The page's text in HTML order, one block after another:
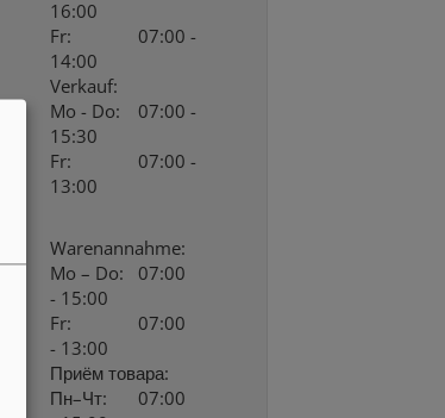
16:00
Fr:
07:00 -
14:00
Verkauf:
Mo - Do:
07:00 -
15:30
Fr:
07:00 -
13:00
Warenannahme:
Mo – Do:
07:00
- 15:00
Fr:
07:00
- 13:00
Приём товара:
Пн–Чт:
07:00